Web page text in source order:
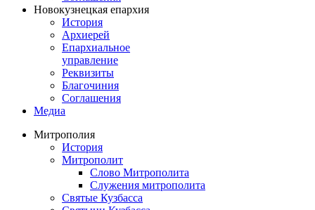
Новокузнецкая епархия
История
Архиерей
Епархиальное
управление
Реквизиты
Благочиния
Соглашения
Медиа
Митрополия
История
Митрополит
Слово Митрополита
Служения митрополита
Святые Кузбасса